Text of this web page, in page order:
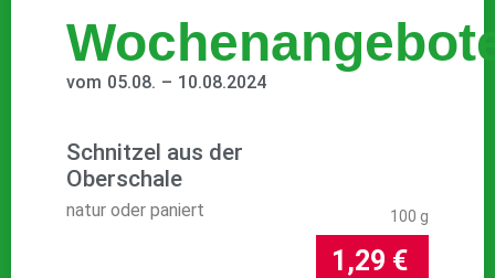
vom 05.08. – 10.08.2024
Schnitzel aus der
Oberschale
natur oder paniert 100 g
1,29 €